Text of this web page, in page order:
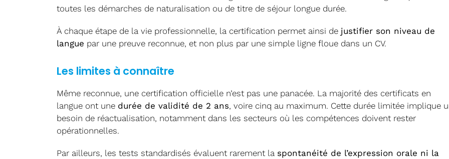
toutes les démarches de naturalisation ou de titre de séjour longue durée.
À chaque étape de la vie professionnelle, la certification permet ainsi de justifier son niveau de
langue par une preuve reconnue, et non plus par une simple ligne floue dans un CV.
Les limites à connaître
Même reconnue, une certification officielle n’est pas une panacée. La majorité des certificats en
langue ont une durée de validité de 2 ans, voire cinq au maximum. Cette durée limitée implique
besoin de réactualisation, notamment dans les secteurs où les compétences doivent rester
opérationnelles.
Par ailleurs, les tests standardisés évaluent rarement la spontanéité de l’expression orale ni la